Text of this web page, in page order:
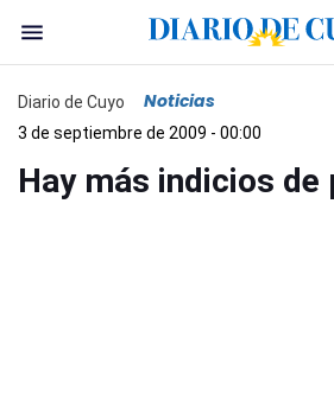
Diario de Cuyo Noticias
3 de septiembre de 2009 - 00:00
Hay más indicios de